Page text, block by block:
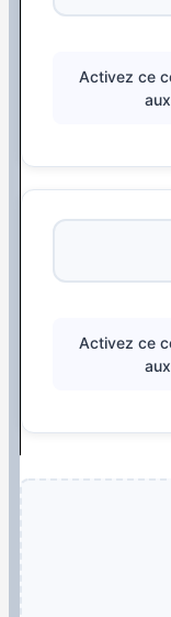
Activez ce
Activez ce